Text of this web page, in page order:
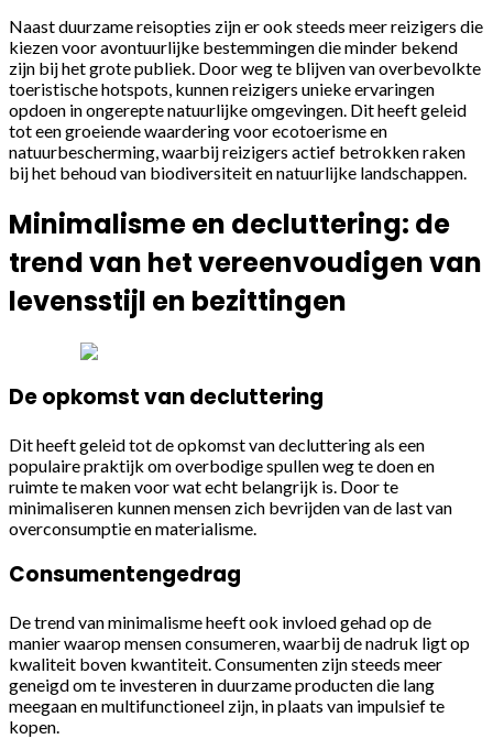
Naast duurzame reisopties zijn er ook steeds meer reizigers die
kiezen voor avontuurlijke bestemmingen die minder bekend
zijn bij het grote publiek. Door weg te blijven van overbevolkte
toeristische hotspots, kunnen reizigers unieke ervaringen
opdoen in ongerepte natuurlijke omgevingen. Dit heeft geleid
tot een groeiende waardering voor ecotoerisme en
natuurbescherming, waarbij reizigers actief betrokken raken
bij het behoud van biodiversiteit en natuurlijke landschappen.
Minimalisme en decluttering: de
trend van het vereenvoudigen van
levensstijl en bezittingen
De opkomst van decluttering
Dit heeft geleid tot de opkomst van decluttering als een
populaire praktijk om overbodige spullen weg te doen en
ruimte te maken voor wat echt belangrijk is. Door te
minimaliseren kunnen mensen zich bevrijden van de last van
overconsumptie en materialisme.
Consumentengedrag
De trend van minimalisme heeft ook invloed gehad op de
manier waarop mensen consumeren, waarbij de nadruk ligt op
kwaliteit boven kwantiteit. Consumenten zijn steeds meer
geneigd om te investeren in duurzame producten die lang
meegaan en multifunctioneel zijn, in plaats van impulsief te
kopen.